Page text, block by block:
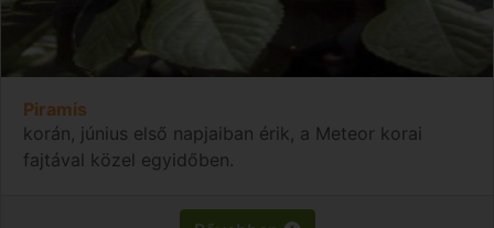
Piramis
korán, június első napjaiban érik, a Meteor korai
fajtával közel egyidőben.